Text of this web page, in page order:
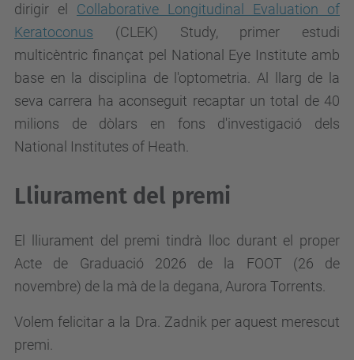
dirigir el Collaborative Longitudinal Evaluation of
Keratoconus (CLEK) Study, primer estudi
multicèntric finançat pel National Eye Institute amb
base en la disciplina de l'optometria. Al llarg de la
seva carrera ha aconseguit recaptar un total de 40
milions de dòlars en fons d'investigació dels
National Institutes of Heath.
Lliurament del premi
El lliurament del premi tindrà lloc durant el proper
Acte de Graduació 2026 de la FOOT (26 de
novembre) de la mà de la degana, Aurora Torrents.
Volem felicitar a la Dra. Zadnik per aquest merescut
premi.